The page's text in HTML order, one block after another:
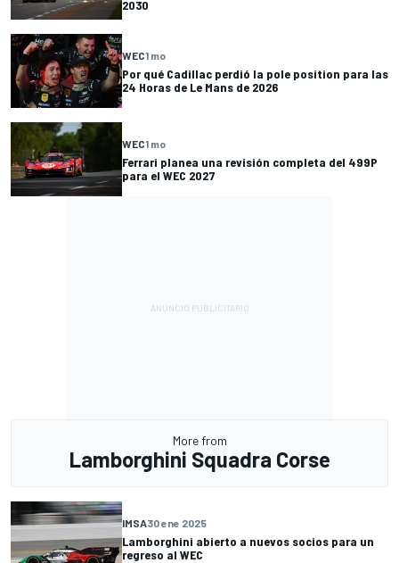
2030
WEC1 mo
Por qué Cadillac perdió la pole position para las
24 Horas de Le Mans de 2026
WEC1 mo
Ferrari planea una revisión completa del 499P
para el WEC 2027
More from
Lamborghini Squadra Corse
IMSA30 ene 2025
Lamborghini abierto a nuevos socios para un
regreso al WEC